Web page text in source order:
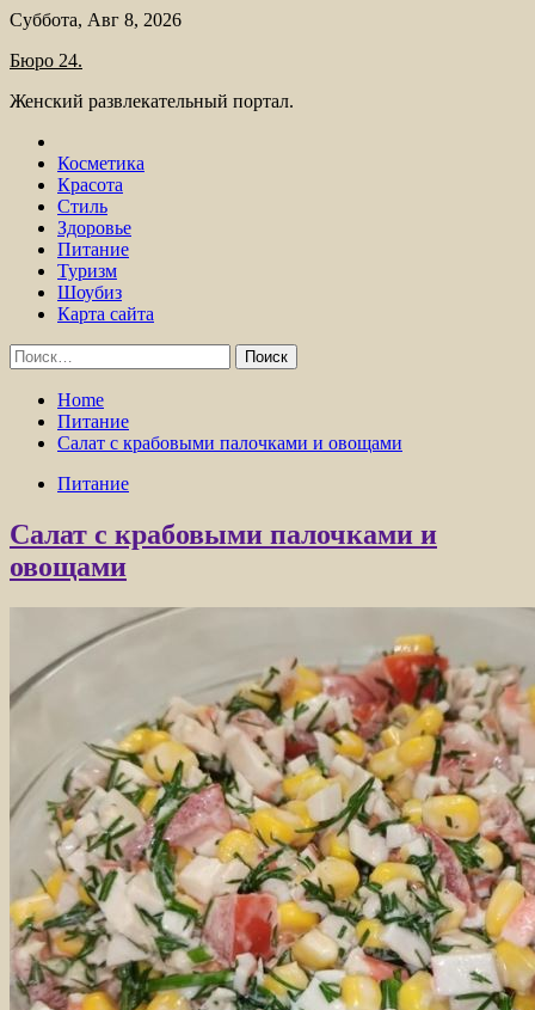
Skip
content
Суббота, Авг 8, 2026
Бюро 24.
Женский развлекательный портал.
Косметика
Красота
Стиль
Здоровье
Питание
Туризм
Шоубиз
Карта сайта
Найти:
Home
Питание
Салат с крабовыми палочками и овощами
Питание
Салат с крабовыми палочками и
овощами